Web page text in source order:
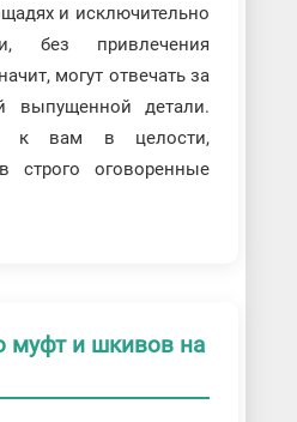
и исключительно
без привлечения
могут отвечать за
выпущенной детали.
к вам в целости,
строго оговоренные
муфт и шкивов на